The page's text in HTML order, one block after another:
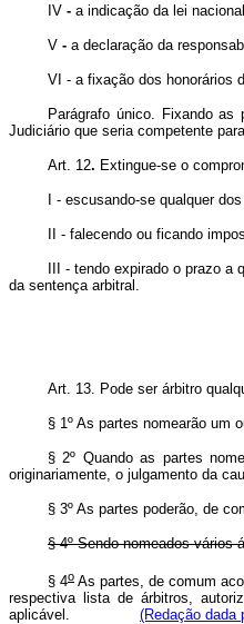
IV - a indicação da lei
V - a declaração da
VI - a fixação dos honorários
Parágrafo único. Fixando
Judiciário que seria competente
Art. 12. Extingue-se o
I - escusando-se qualquer
II - falecendo ou ficando
III - tendo expirado o prazo a
da sentença arbitral.
Art. 13. Pode ser árbitro
§ 1º As partes nomearão um
§ 2º Quando as partes
originariamente, o julgamento da
§ 3º As partes poderão, de
§ 4º Sendo nomeados vários
§ 4o As partes, de comum
respectiva lista de árbitros,
aplicável.
(Redação dada